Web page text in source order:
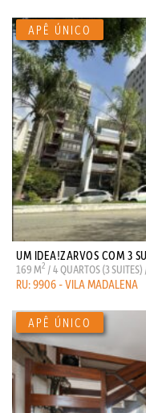
UM IDEA!ZARVOS COM 3
169 M2 / 4 QUARTOS (3
RU: 9906 - VILA MADALENA